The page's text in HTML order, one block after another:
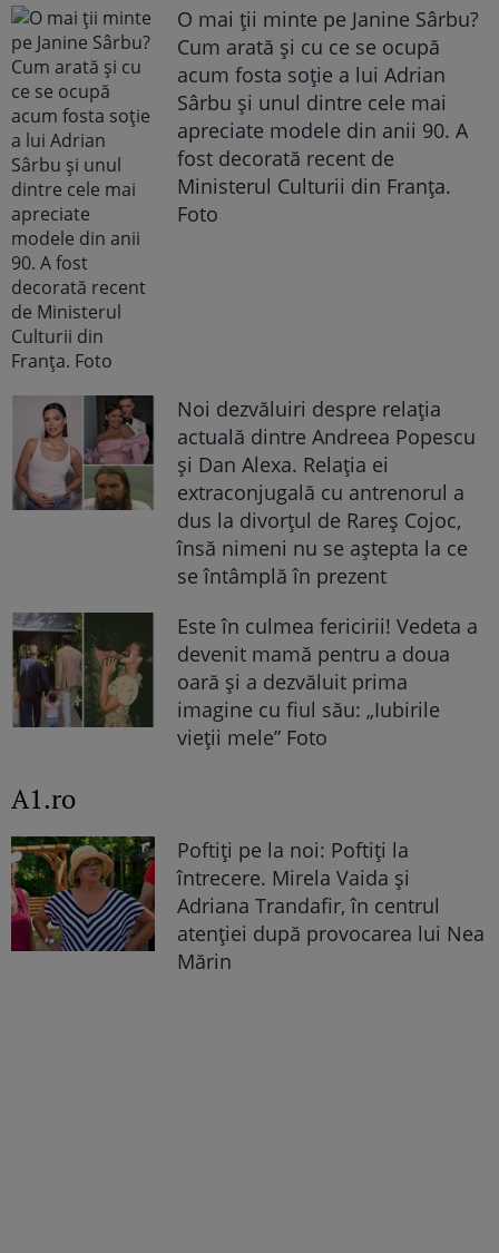
O mai ții minte pe Janine Sârbu?
Cum arată și cu ce se ocupă
acum fosta soție a lui Adrian
Sârbu și unul dintre cele mai
apreciate modele din anii 90. A
fost decorată recent de
Ministerul Culturii din Franța.
Foto
Noi dezvăluiri despre relația
actuală dintre Andreea Popescu
și Dan Alexa. Relația ei
extraconjugală cu antrenorul a
dus la divorțul de Rareș Cojoc,
însă nimeni nu se aștepta la ce
se întâmplă în prezent
Este în culmea fericirii! Vedeta a
devenit mamă pentru a doua
oară și a dezvăluit prima
imagine cu fiul său: „Iubirile
vieții mele” Foto
A1.ro
Poftiți pe la noi: Poftiți la
întrecere. Mirela Vaida și
Adriana Trandafir, în centrul
atenției după provocarea lui Nea
Mărin